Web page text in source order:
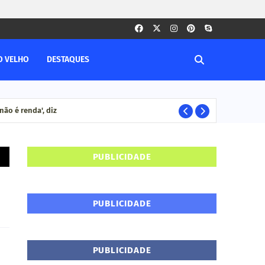
VELHO DESTAQUES
é renda', diz
PUBLICIDADE
PUBLICIDADE
PUBLICIDADE